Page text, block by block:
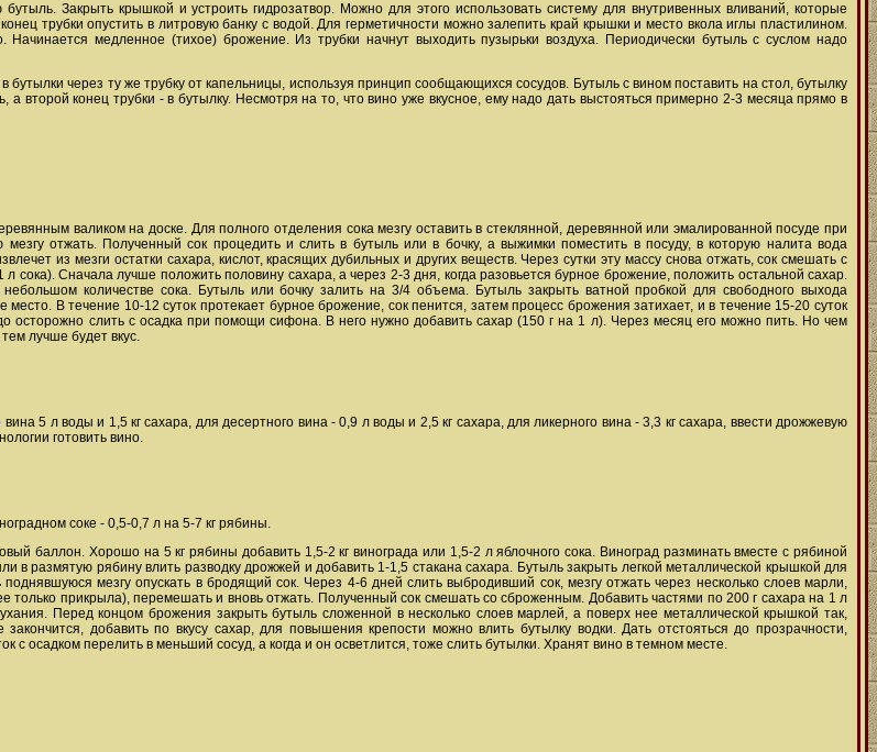
Закрыть крышкой и устроить гидрозатвор. Можно для этого использовать систему для внутривенных вливаний, которые
трубки опустить в литровую банку с водой. Для герметичности можно залепить край крышки и место вкола иглы пластилином.
Начинается медленное (тихое) брожение. Из трубки начнут выходить пузырьки воздуха. Периодически бутыль с суслом надо
через ту же трубку от капельницы, используя принцип сообщающихся сосудов. Бутыль с вином поставить на стол, бутылку
а второй конец трубки - в бутылку. Несмотря на то, что вино уже вкусное, ему надо дать выстояться примерно 2-3 месяца прямо в
валиком на доске. Для полного отделения сока мезгу оставить в стеклянной, деревянной или эмалированной посуде при
отжать. Полученный сок процедить и слить в бутыль или в бочку, а выжимки поместить в посуду, в которую налита вода
из мезги остатки сахара, кислот, красящих дубильных и других веществ. Через сутки эту массу снова отжать, сок смешать с
сока). Сначала лучше положить половину сахара, а через 2-3 дня, когда разовьется бурное брожение, положить остальной сахар.
количестве сока. Бутыль или бочку залить на 3/4 объема. Бутыль закрыть ватной пробкой для свободного выхода
место. В течение 10-12 суток протекает бурное брожение, сок пенится, затем процесс брожения затихает, и в течение 15-20 суток
осторожно слить с осадка при помощи сифона. В него нужно добавить сахар (150 г на 1 л). Через месяц его можно пить. Но чем
лучше будет вкус.
5 л воды и 1,5 кг сахара, для десертного вина - 0,9 л воды и 2,5 кг сахара, для ликерного вина - 3,3 кг сахара, ввести дрожжевую
готовить вино.
соке - 0,5-0,7 л на 5-7 кг рябины.
баллон. Хорошо на 5 кг рябины добавить 1,5-2 кг винограда или 1,5-2 л яблочного сока. Виноград разминать вместе с рябиной
в размятую рябину влить разводку дрожжей и добавить 1-1,5 стакана сахара. Бутыль закрыть легкой металлической крышкой для
мезгу опускать в бродящий сок. Через 4-6 дней слить выбродивший сок, мезгу отжать через несколько слоев марли,
только прикрыла), перемешать и вновь отжать. Полученный сок смешать со сброженным. Добавить частями по 200 г сахара на 1 л
Перед концом брожения закрыть бутыль сложенной в несколько слоев марлей, а поверх нее металлической крышкой так,
добавить по вкусу сахар, для повышения крепости можно влить бутылку водки. Дать отстояться до прозрачности,
с осадком перелить в меньший сосуд, а когда и он осветлится, тоже слить бутылки. Хранят вино в темном месте.